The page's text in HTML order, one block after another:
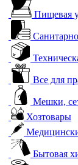
Пищевая
Все для
Мешки,
Хозтовары
Бытовая